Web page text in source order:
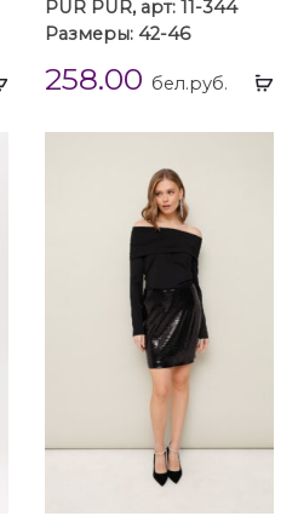
Выбрать
PUR PUR, арт: 11-344
Размеры: 42-46
258.00 бел.руб.